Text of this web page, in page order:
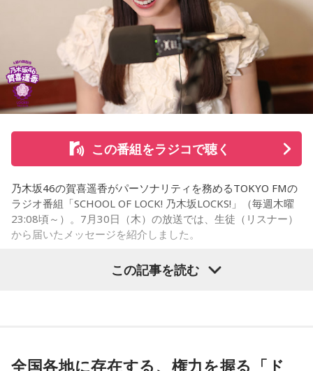
また、菅井は競馬の仕事をきっかけにTCCの活動を知ったそ
うで、東京都内にある「BafunYasai TCC CAFE」にも訪れた
ことがあるという。そこで新鮮な野菜を味わったり馬関連グ
ッズを購入した経験を紹介し、店舗での利用が馬たちの支援
につながることから、興味を持った人へ足を運ぶことを呼び
かけた。
さらに、ホースセラピーについても自身の経験を交えて語っ
た。大学時代に所属していた馬術部では、地域の子どもたち
を招いた体験会が行われており、馬に乗ることで身体を自然
に動かすきっかけになったり、高い視点から景色を見ること
で自信や自己肯定感につながったりする姿を目にしていたと
いう。
今回の訪問を通じて、馬が競技や競走だけではなく、さまざ
この番組をラジコで聴く
乃木坂46の賀喜遥香がパーソナリティを務めるTOKYO FMの
ラジオ番組「SCHOOL OF LOCK! 乃木坂LOCKS!」（毎週木曜
23:08頃～）。7月30日（木）の放送では、生徒（リスナー）
から届いたメッセージを紹介しました。
ごくうれしかったし、かわいい遥香先生も、かっこいい遥香
この記事を読む
全国各地に存在する、権力を握る「ド